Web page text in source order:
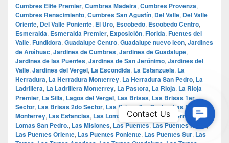
Cumbres Elite Premier, Cumbres Madeira, Cumbres Provenza,
Cumbres Renacimiento, Cumbres San Agustín, Del Valle, Del Valle
Oriente, Del Valle Poniente, El Uro, Escobedo, Escobedo Centro,
Esmeralda, Esmeralda Premier, Exposición, Florida, Fuentes del
Valle, Fundidora, Guadalupe Centro, Guadalupe nuevo leon, Jardines
de Anáhuac, Jardines de Cumbres, Jardines de Guadalupe,
Jardines de las Puentes, Jardines de San Jerónimo, Jardines del
Valle, Jardines del Vergel, La Escondida, La Estanzuela, La
Herradura, La Herradura Monterrey, La Herradura San Pedro, La
Ladrillera, La Ladrillera Monterrey, La Pastora, La Rioja, La Rioja
Premier, La Silla, Lagos del Vergel, Las Brisas, Las Brisas 1er
Sector, Las Brisas 2do Sector, Las Brisas 3er Sector,Las Brisas
Monterrey, Las Estancias, Las Lomas ,Las Lomas Monterrey ,Las
Lomas San Pedro., Las Misiones, Las Puentes, Las Puentes Norte ,
Las Puentes Oriente, Las Puentes Poniente, Las Puentes Sur, Las
Us
Contact Us